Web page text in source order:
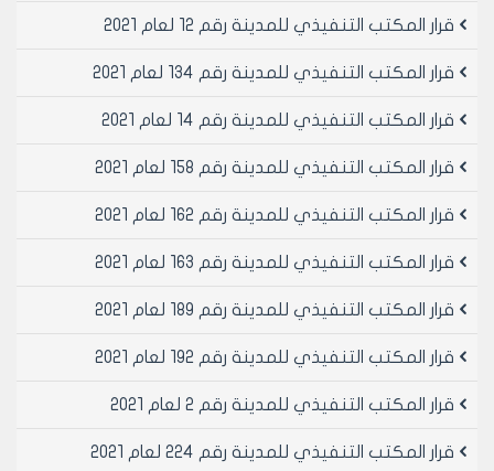
تسعماءة وثمانون الف ليرة سورية لا غير
19/9/2001 المبرم مع السيد محمود العمر النجار بن محمد
العقد سنة واحدة
ويبلغ من يلزم لتنفيذه بعد استكمال إجراءات تصديقه اصولا
رئيس المكتب التنفيذي لمجلس مدينة
حلب
المهندس بسام بيروتي
قرار المكتب التنفيذي للمدينة رقم 12 لعام 2021
قرار المكتب التنفيذي للمدينة رقم 134 لعام 2021
قرار المكتب التنفيذي للمدينة رقم 14 لعام 2021
قرار المكتب التنفيذي للمدينة رقم 158 لعام 2021
قرار المكتب التنفيذي للمدينة رقم 162 لعام 2021
قرار المكتب التنفيذي للمدينة رقم 163 لعام 2021
قرار المكتب التنفيذي للمدينة رقم 189 لعام 2021
قرار المكتب التنفيذي للمدينة رقم 192 لعام 2021
قرار المكتب التنفيذي للمدينة رقم 2 لعام 2021
قرار المكتب التنفيذي للمدينة رقم 224 لعام 2021